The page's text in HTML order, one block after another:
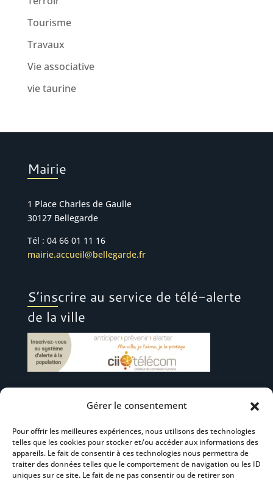
Gérer le consentement
Pour offrir les meilleures expériences, nous utilisons des technologies
telles que les cookies pour stocker et/ou accéder aux informations des
appareils. Le fait de consentir à ces technologies nous permettra de
traiter des données telles que le comportement de navigation ou les ID
uniques sur ce site. Le fait de ne pas consentir ou de retirer son
Tourisme
Travaux
Vie associative
vie taurine
Mairie
1 Place Charles de Gaulle
30127 Bellegarde
Tél : 04 66 01 11 16
mairie.accueil@bellegarde.fr
S’inscrire au service de télé-alerte
de la ville
Suivez-nous